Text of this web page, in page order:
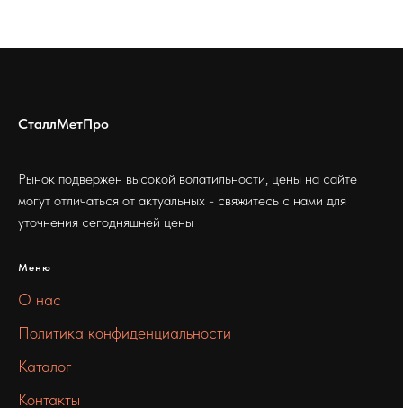
СталлМетПро
Рынок подвержен высокой волатильности, цены на сайте
могут отличаться от актуальных - свяжитесь с нами для
уточнения сегодняшней цены
Меню
О нас
Политика конфиденциальности
Каталог
Контакты